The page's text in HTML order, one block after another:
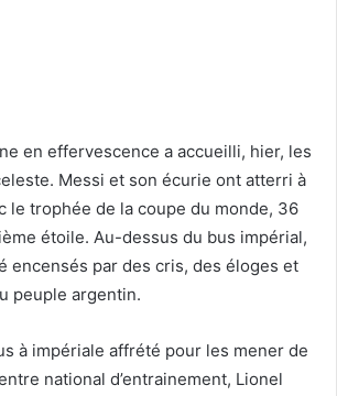
en effervescence a accueilli, hier, les
Messi et son écurie ont atterri à
le trophée de la coupe du monde, 36
étoile. Au-dessus du bus impérial,
encensés par des cris, des éloges et
peuple argentin.
à impériale affrété pour les mener de
national d’entrainement, Lionel